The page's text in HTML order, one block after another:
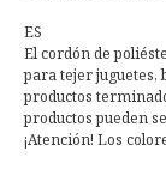
ES
El cordón de
para tejer juguetes,
productos
productos pueden
¡Atención! Los